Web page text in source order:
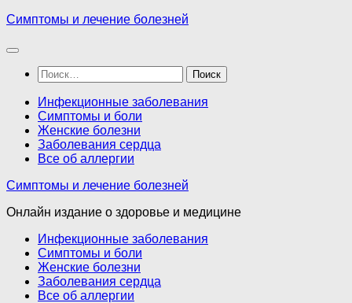
Перейти
содержимому
Симптомы и лечение болезней
Найти:
Инфекционные заболевания
Симптомы и боли
Женские болезни
Заболевания сердца
Все об аллергии
Симптомы и лечение болезней
Онлайн издание о здоровье и медицине
Инфекционные заболевания
Симптомы и боли
Женские болезни
Заболевания сердца
Все об аллергии